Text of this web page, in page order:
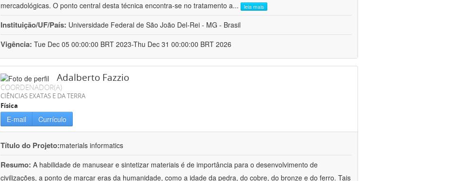
mercadológicas. O ponto central desta técnica encontra-se no tratamento a... leia mais
Instituição/UF/País: Universidade Federal de São João Del-Rei - MG - Brasil
Vigência: Tue Dec 05 00:00:00 BRT 2023-Thu Dec 31 00:00:00 BRT 2026
Adalberto Fazzio
COORDENADOR(A)
CIÊNCIAS EXATAS E DA TERRA
Física
E-mail Currículo
Título do Projeto:materials informatics
Resumo: A habilidade de manusear e sintetizar materiais é de importância para o desenvolvimento de
civilizações, a ponto de marcar eras da humanidade, como a idade da pedra, do cobre, do bronze e do ferro. Tais